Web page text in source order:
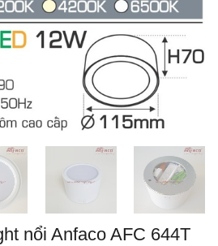
nổi Anfaco AFC 644T